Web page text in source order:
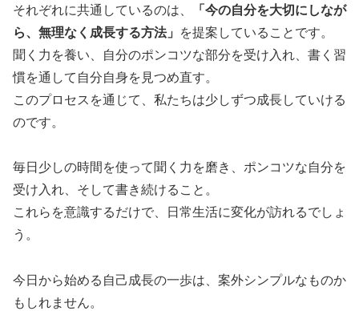
それぞれに共通しているのは、
「今の自分を大切にしなが
ら、無理なく成長する方法」
を提案していることです。
聞く力を養い、自分のポンコツな部分を受け入れ、書く習
慣を通して自分自身を見つめ直す。
このプロセスを通じて、私たちは少しずつ成長していける
のです。
毎日少しの時間を使って聞く力を磨き、ポンコツな自分を
受け入れ、そして書き続けること。
これらを意識するだけで、日常生活に変化が訪れるでしょ
う。
今日から始める自己成長の一歩は、案外シンプルなものか
もしれません。